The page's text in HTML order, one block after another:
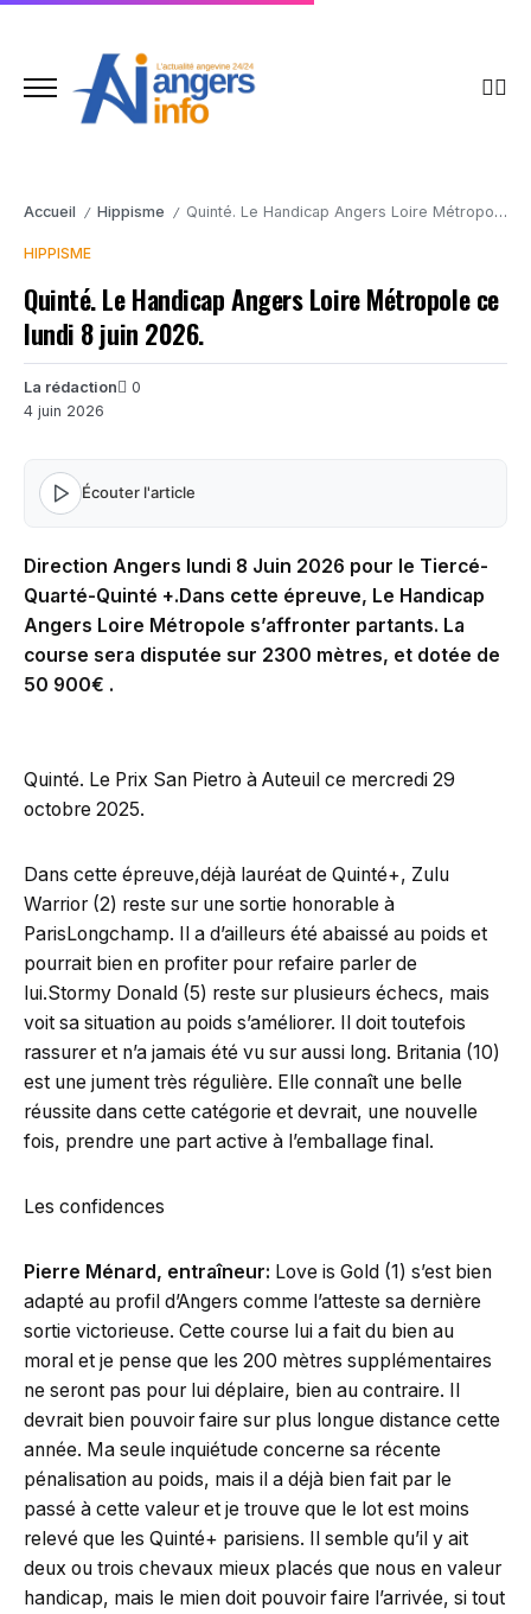
Accueil / Hippisme / Quinté. Le Handicap Angers Loire Métropole ce lundi 8 juin 2026.
HIPPISME
Quinté. Le Handicap Angers Loire Métropole ce
lundi 8 juin 2026.
La rédaction
4 juin 2026
0
Écouter l'article
Direction Angers lundi 8 Juin 2026 pour le Tiercé-
Quarté-Quinté +.Dans cette épreuve, Le Handicap
Angers Loire Métropole s’affronter partants. La
course sera disputée sur 2300 mètres, et dotée de
50 900€ .
Quinté. Le Prix San Pietro à Auteuil ce mercredi 29
octobre 2025.
Dans cette épreuve,déjà lauréat de Quinté+, Zulu
Warrior (2) reste sur une sortie honorable à
ParisLongchamp. Il a d’ailleurs été abaissé au poids et
pourrait bien en profiter pour refaire parler de
lui.Stormy Donald (5) reste sur plusieurs échecs, mais
voit sa situation au poids s’améliorer. Il doit toutefois
rassurer et n’a jamais été vu sur aussi long. Britania (10)
est une jument très régulière. Elle connaît une belle
réussite dans cette catégorie et devrait, une nouvelle
fois, prendre une part active à l’emballage final.
Les confidences
Pierre Ménard, entraîneur: Love is Gold (1) s’est bien
adapté au profil d’Angers comme l’atteste sa dernière
sortie victorieuse. Cette course lui a fait du bien au
moral et je pense que les 200 mètres supplémentaires
ne seront pas pour lui déplaire, bien au contraire. Il
devrait bien pouvoir faire sur plus longue distance cette
année. Ma seule inquiétude concerne sa récente
pénalisation au poids, mais il a déjà bien fait par le
passé à cette valeur et je trouve que le lot est moins
relevé que les Quinté+ parisiens. Il semble qu’il y ait
deux ou trois chevaux mieux placés que nous en valeur
handicap, mais le mien doit pouvoir faire l’arrivée, si tout